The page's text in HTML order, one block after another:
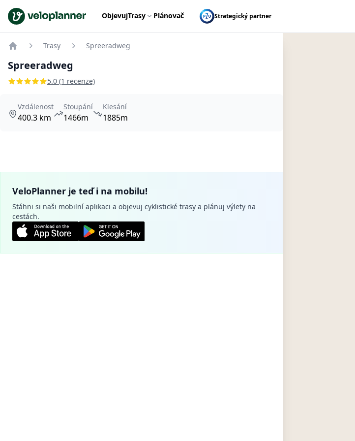
VeloPlanner ObjevujTrasy Plánovač Strategický partner
Trasy Spreeradweg
Spreeradweg
5.0 (1 recenze)
Vzdálenost
400.3 km
Stoupání
1466m
Klesání
1885m
VeloPlanner je teď i na mobilu!
Stáhni si naši mobilní aplikaci a objevuj cyklistické trasy a plánuj výlety na
cestách.